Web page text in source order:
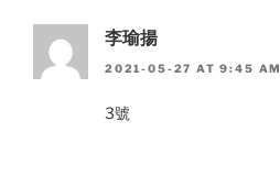
李瑜揚
2021-05-27 AT 9:45 AM
3號